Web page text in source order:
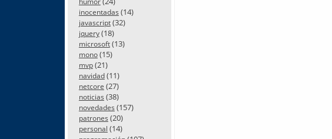
inocentadas (14)
javascript(32)
jquery(18)
microsoft(13)
mono(15)
mvp(21)
navidad(11)
netcore (27)
noticias (38)
novedades (157)
patrones (20)
personal (14)